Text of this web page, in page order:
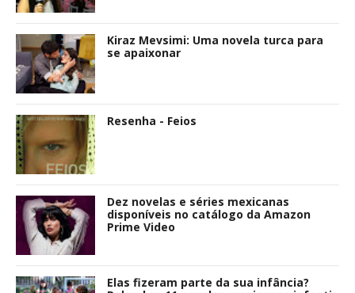
Kiraz Mevsimi: Uma novela turca para
se apaixonar
Resenha - Feios
Dez novelas e séries mexicanas
disponíveis no catálogo da Amazon
Prime Video
Elas fizeram parte da sua infância?